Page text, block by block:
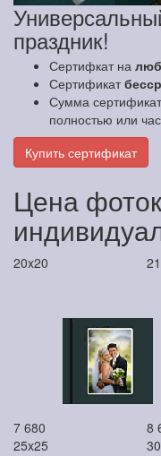
праздник!
Сертифкат на
Сертификат
Сумма
полностью или
Купить сертификат
Цена
20x20
7 680 8
25x25